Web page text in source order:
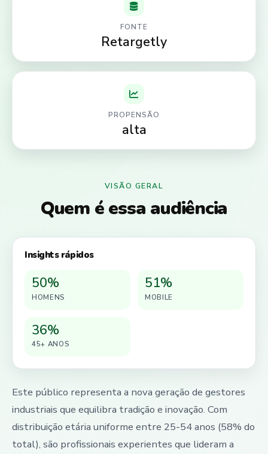
FONTE
Retargetly
PROPENSÃO
alta
VISÃO GERAL
Quem é essa audiência
Insights rápidos
50%
HOMENS
51%
MOBILE
36%
45+ ANOS
Este público representa a nova geração de gestores
industriais que equilibra tradição e inovação. Com
distribuição etária uniforme entre 25-54 anos (58% do
total), são profissionais experientes que lideram a